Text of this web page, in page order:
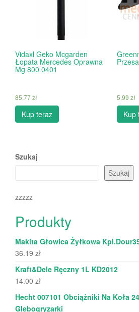
Vidaxl Geko Mcgarden
Łopata Mercedes Oprawna
Mg 800 0401
85.77zł
Kup teraz
5.99 zł
Kup
Szukaj
Szukaj
zzzzz
Produkty
Makita Głowica Żyłkowa
36.19 zł
Kraft&Dele Ręczny 1L KD2012
14.00 zł
Hecht 007101 Obciążniki Na Koła
Glebogryzarki